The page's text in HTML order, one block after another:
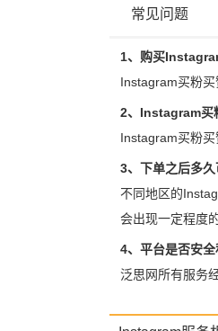
常见问题
1、购买
Instagram买粉
2、Instagram买
Instagram买粉
3、下单之后多久
不同地区的
会出现一定程度
4、平台是否安全
泛思网所有服务